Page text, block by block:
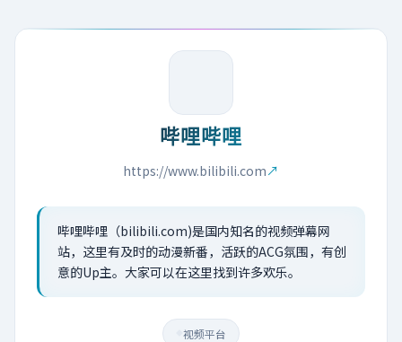
哔哩哔哩
https://www.bilibili.com↗
哔哩哔哩（bilibili.com)是国内知名的视频弹幕网
站，这里有及时的动漫新番，活跃的ACG氛围，有创
意的Up主。大家可以在这里找到许多欢乐。
视频平台